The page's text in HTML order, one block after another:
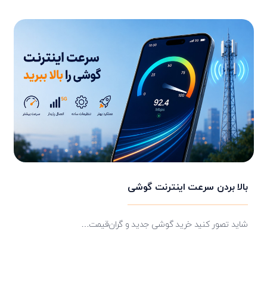
بالا بردن سرعت اینترنت گوشی
شاید تصور کنید خرید گوشی جدید و گران‌قیمت…